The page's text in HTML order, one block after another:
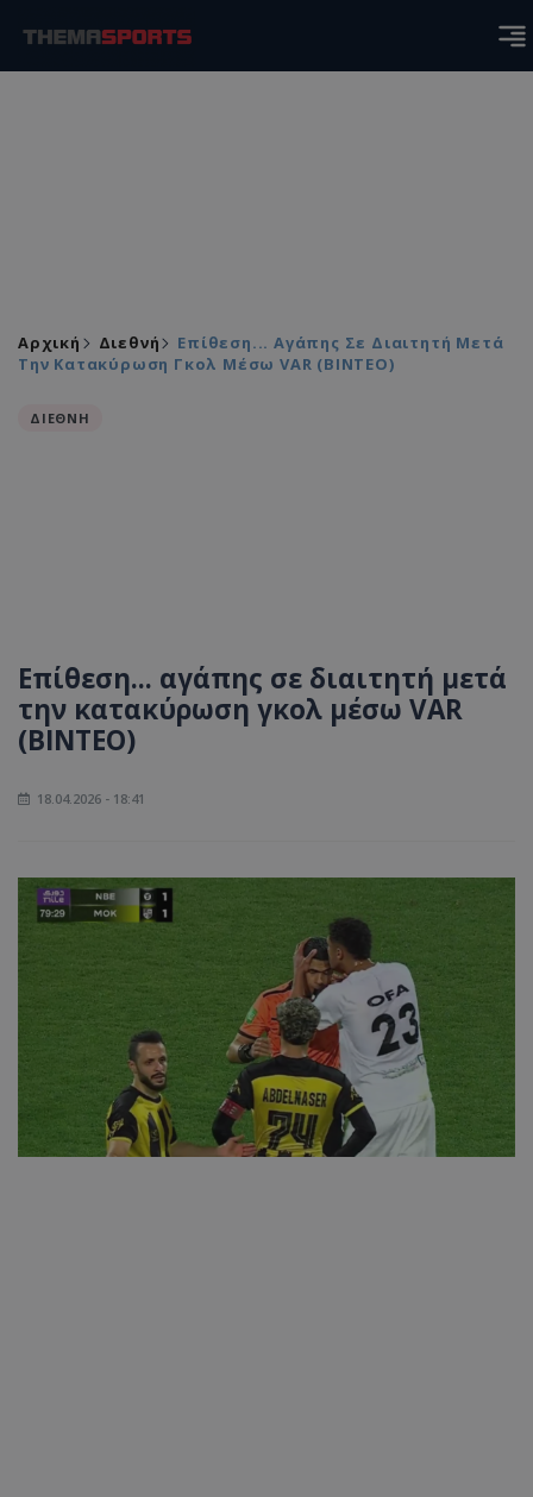
Αρχική Διεθνή
Επίθεση... Αγάπης Σε Διαιτητή Μετά
Την Κατακύρωση Γκολ Μέσω VAR (ΒΙΝΤΕΟ)
ΔΙΕΘΝΗ
Επίθεση... αγάπης σε διαιτητή μετά
την κατακύρωση γκολ μέσω VAR
(ΒΙΝΤΕΟ)
18.04.2026 - 18:41